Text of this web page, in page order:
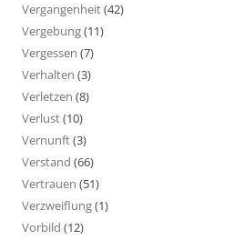
Vergangenheit(42)
Vergebung(11)
Vergessen (7)
Verhalten (3)
Verletzen (8)
Verlust(10)
Vernunft(3)
Verstand (66)
Vertrauen (51)
Verzweiflung(1)
Vorbild (12)